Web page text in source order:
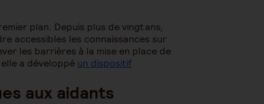
plan. Depuis plus de vingt ans,
accessibles les connaissances sur
les barrières à la mise en place de
a développé un dispositif
aux aidants